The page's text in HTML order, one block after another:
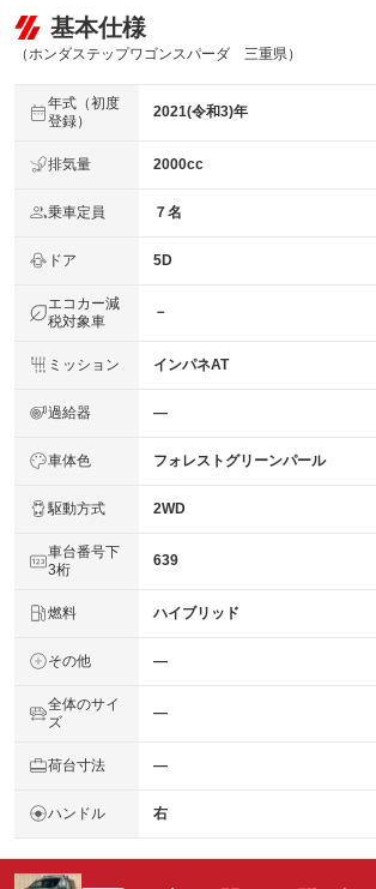
基本仕様
（ホンダステップワゴンスパーダ 三重県）
年式（初度
登録）
2021(令和3)年
排気量 2000cc
乗車定員 ７名
ドア 5D
エコカー減
税対象車
－
ミッション インパネAT
過給器 ―
車体色 フォレストグリーンパール
駆動方式 2WD
車台番号下
3桁
639
燃料 ハイブリッド
その他 ―
全体のサイ
ズ
―
荷台寸法 ―
ハンドル 右